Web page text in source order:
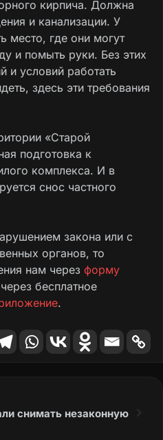
кирпича. Должна
и канализации. У
место, где они могут
и помыть руки. Без этих
и условий работать
здесь эти требования
«Старой
подготовка к
комплекса. И в
снос частного
закона или с
органов, то
нам через форму
бесплатное
.
снимать незаконную